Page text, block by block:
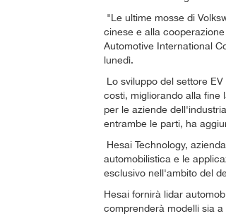
"Le ultime mosse di
cinese e alla
Automotive International
lunedì.
Lo sviluppo del settore
costi, migliorando alla fine
per le aziende
entrambe le parti, ha
Hesai Technology,
automobilistica e le
esclusivo nell'ambito del
Hesai fornirà lidar
comprenderà modelli sia